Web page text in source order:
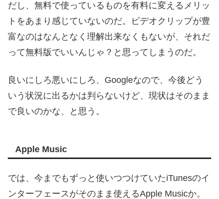
だし、無料で使っているものを有料に変えるメリッ
トをあまり感じていないのだ。ビデオクリップが豊
富なのはなんとなく理解出来なくもないが、それだ
って無料版でいいんじゃ？と思ってしまうのだ。
良いにしろ悪いにしろ、Googleなので、今後どう
いう状況に出るかは判らないけど、現状はそのまま
で良いのかな、と思う。
Apple Music
では、今までもずっと使いつつけていたiTunesのイ
ンターフェースがそのまま使えるApple Musicか。